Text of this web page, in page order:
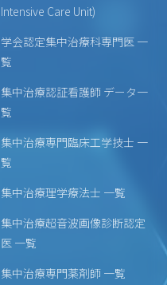
Intensive Care Unit)
学会認定集中治療科専門医 一
覧
集中治療認証看護師 データ一
覧
集中治療専門臨床工学技士 一
覧
集中治療理学療法士 一覧
集中治療超音波画像診断認定
医 一覧
集中治療専門薬剤師 一覧